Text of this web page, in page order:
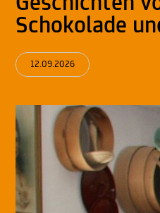
Schokolade
12.09.2026